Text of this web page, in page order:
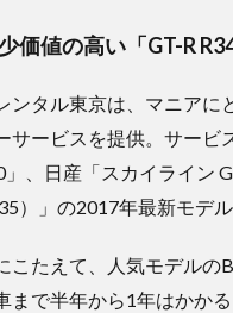
価値の高い「GT-R
ンタル東京は、マニアに
サービスを提供。サービ
」、日産「スカイライン
）」の2017年最新モデ
こたえて、人気モデル
まで半年から1年はかか